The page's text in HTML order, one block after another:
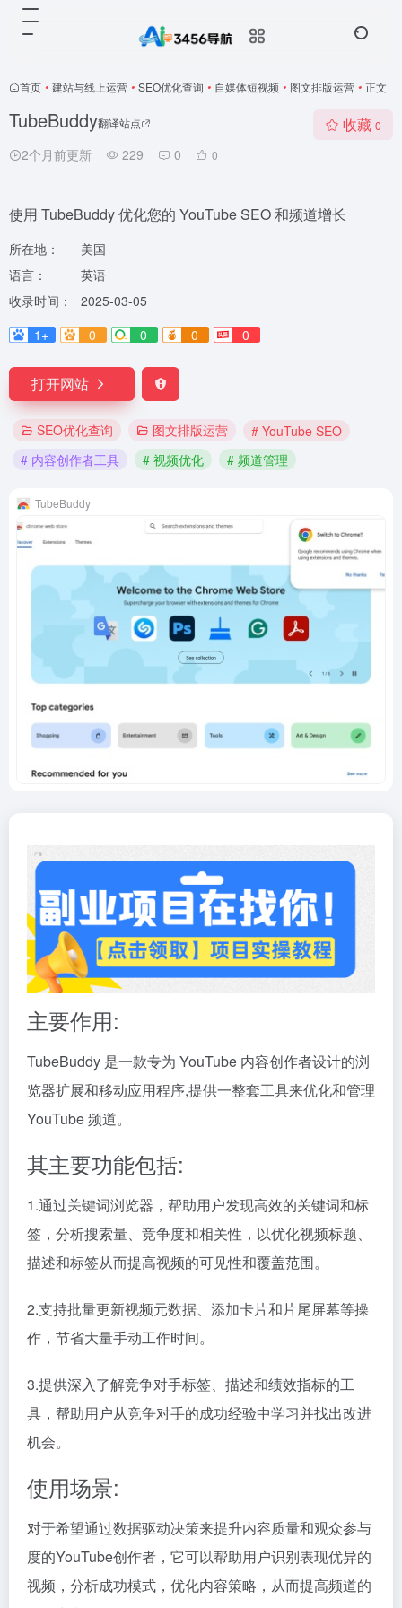
首页 • 建站与线上运营 • SEO优化查询 • 自媒体短视频 • 图文排版运营 • 正文
TubeBuddy翻译站点
2个月前更新 229 0 0
收藏 0
使用 TubeBuddy 优化您的 YouTube SEO 和频道增长
所在地：
美国
语言：
英语
收录时间：
2025-03-05
1+
0 0 0 0
打开网站
SEO优化查询 图文排版运营
# YouTube SEO
# 内容创作者工具
# 视频优化 # 频道管理
TubeBuddy
主要作用:
TubeBuddy 是一款专为 YouTube 内容创作者设计的浏
览器扩展和移动应用程序,提供一整套工具来优化和管理
YouTube 频道。
其主要功能包括:
1.通过关键词浏览器，帮助用户发现高效的关键词和标
签，分析搜索量、竞争度和相关性，以优化视频标题、
描述和标签从而提高视频的可见性和覆盖范围。
2.支持批量更新视频元数据、添加卡片和片尾屏幕等操
作，节省大量手动工作时间。
3.提供深入了解竞争对手标签、描述和绩效指标的工
具，帮助用户从竞争对手的成功经验中学习并找出改进
机会。
使用场景:
对于希望通过数据驱动决策来提升内容质量和观众参与
度的YouTube创作者，它可以帮助用户识别表现优异的
视频，分析成功模式，优化内容策略，从而提高频道的